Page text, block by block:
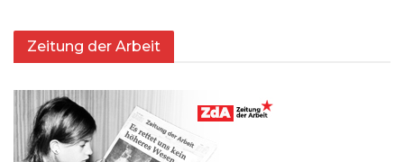
Zeitung der Arbeit